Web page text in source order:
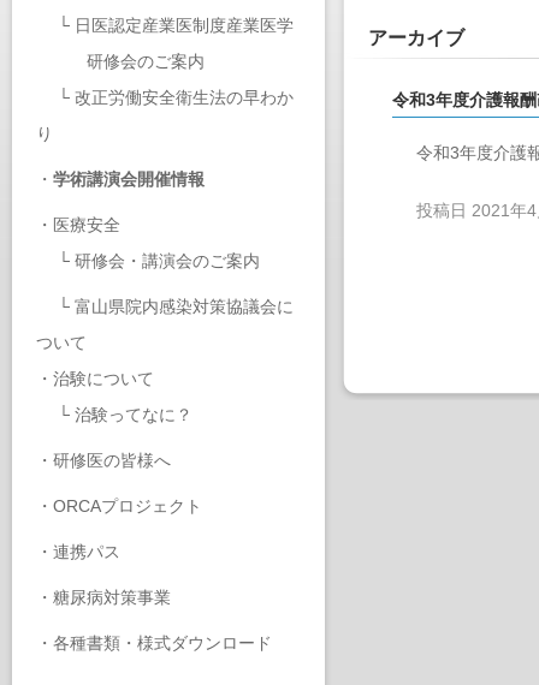
└ 日医認定産業医制度産業医学
研修会のご案内
└ 改正労働安全衛生法の早わか
り
・ 学術講演会開催情報
・ 医療安全
└ 研修会・講演会のご案内
└ 富山県院内感染対策協議会に
ついて
・ 治験について
└ 治験ってなに？
・ 研修医の皆様へ
・ ORCAプロジェクト
・ 連携パス
・ 糖尿病対策事業
・ 各種書類・様式ダウンロード
アーカイブ
令和3年度介護報
令和3年度介護
投稿日 2021年